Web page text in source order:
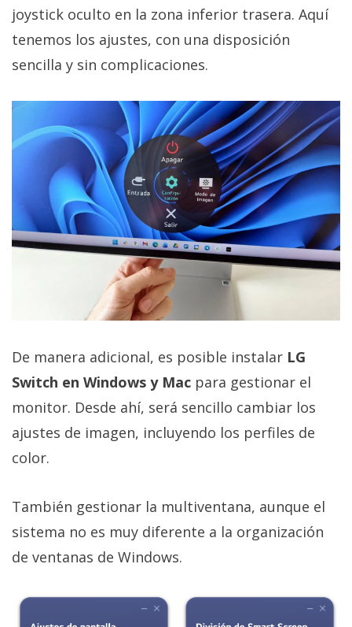
joystick oculto en la zona inferior trasera. Aquí
tenemos los ajustes, con una disposición
sencilla y sin complicaciones.
De manera adicional, es posible instalar LG
Switch en Windows y Mac para gestionar el
monitor. Desde ahí, será sencillo cambiar los
ajustes de imagen, incluyendo los perfiles de
color.
También gestionar la multiventana, aunque el
sistema no es muy diferente a la organización
de ventanas de Windows.